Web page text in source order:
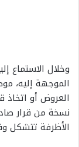
وخلال الاستماع
الموجهة إليه،
العروض أو اتخاذ
نسخة من قرار
الأظرفة تتشكل